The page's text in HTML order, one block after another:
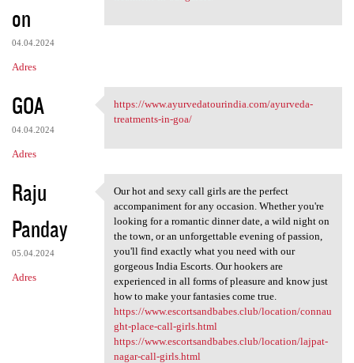
on
04.04.2024
Adres
GOA
04.04.2024
Adres
https://www.ayurvedatourindia
https://www.ayurvedatourindia.com/ayurveda-
treatments-in-goa/
Raju
Panday
05.04.2024
Adres
Our hot and sexy call girls
Our hot and sexy call girls are the perfect
accompaniment for any occasion. Whether you're
looking for a romantic dinner date, a wild night on
the town, or an unforgettable evening of passion,
you'll find exactly what you need with our
gorgeous India Escorts. Our hookers are
experienced in all forms of pleasure and know just
how to make your fantasies come true.
https://www.escortsandbabes.club/location/connau
ght-place-call-girls.html
https://www.escortsandbabes.club/location/lajpat-
nagar-call-girls.html